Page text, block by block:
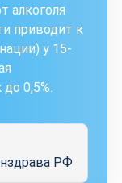
алкоголя
приводит к
у 15-
0,5%.
РФ